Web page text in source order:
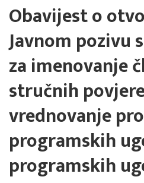
Obavijest o
Javnom pozivu
za imenovanje
stručnih
vrednovanje
programskih
programskih